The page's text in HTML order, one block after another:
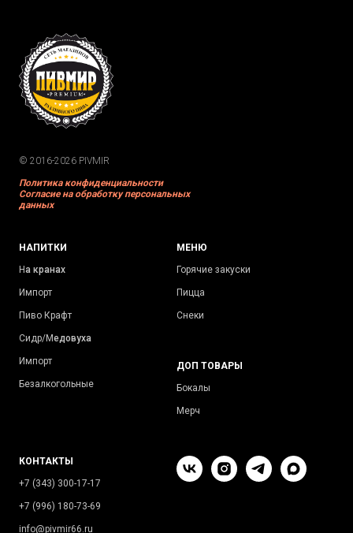
© 2016-2026 PIVMIR
Политика конфиденциальности
Согласие на обработку персональных
данных
НАПИТКИ
На кранах
Импорт
Пиво Крафт
Сидр/Медовуха
Импорт
Безалкогольные
МЕНЮ
Горячие закуски
Пицца
Снеки
ДОП ТОВАРЫ
Бокалы
Мерч
КОНТАКТЫ
+7 (343) 300-17-17
+7 (996) 180-73-69
info@pivmir66.ru